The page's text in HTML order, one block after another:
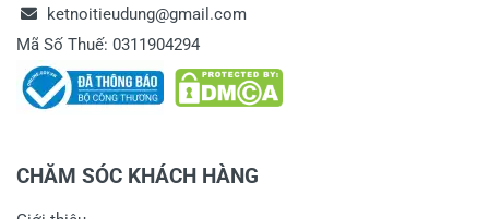
ketnoitieudung@gmail.com
Mã Số Thuế: 0311904294
CHĂM SÓC KHÁCH HÀNG